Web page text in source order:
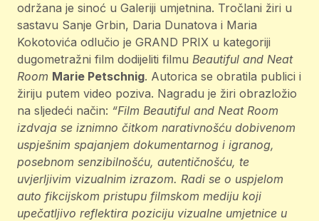
održana je sinoć u Galeriji umjetnina. Tročlani žiri u
sastavu Sanje Grbin, Daria Dunatova i Maria
Kokotovića odlučio je GRAND PRIX u kategoriji
dugometražni film dodijeliti filmu Beautiful and Neat
Room Marie Petschnig. Autorica se obratila publici i
žiriju putem video poziva. Nagradu je žiri obrazložio
na sljedeći način: “Film Beautiful and Neat Room
izdvaja se iznimno čitkom narativnošću dobivenom
uspješnim spajanjem dokumentarnog i igranog,
posebnom senzibilnošću, autentičnošću, te
uvjerljivim vizualnim izrazom. Radi se o uspjelom
auto fikcijskom pristupu filmskom mediju koji
upečatljivo reflektira poziciju vizualne umjetnice u